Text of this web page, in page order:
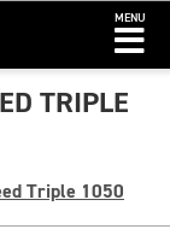
MENU
TRIPLE
Triple 1050